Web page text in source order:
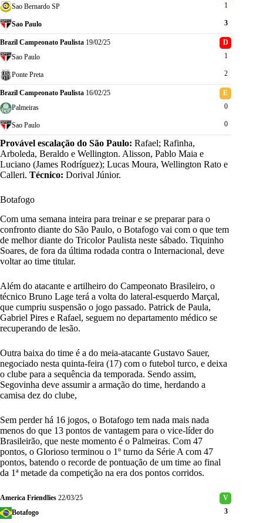
Sao Bernardo SP
1
Sao Paulo 3
Brazil Campeonato Paulista 19/02/25 D
Ponte Preta 2
Sao Paulo 1
Brazil Campeonato Paulista 16/02/25
E
Palmeiras
0
Sao Paulo 0
Provável escalação do São Paulo: Rafael; Rafinha,
Arboleda, Beraldo e Wellington. Alisson, Pablo Maia e
Luciano (James Rodríguez); Lucas Moura, Wellington Rato e
Calleri. Técnico: Dorival Júnior.
Botafogo
Com uma semana inteira para treinar e se preparar para o
confronto diante do São Paulo, o Botafogo vai com o que tem
de melhor diante do Tricolor Paulista neste sábado. Tiquinho
Soares, de fora da última rodada contra o Internacional, deve
voltar ao time titular.
Além do atacante e artilheiro do Campeonato Brasileiro, o
técnico Bruno Lage terá a volta do lateral-esquerdo Marçal,
que cumpriu suspensão o jogo passado. Patrick de Paula,
Gabriel Pires e Rafael, seguem no departamento médico se
recuperando de lesão.
Outra baixa do time é a do meia-atacante Gustavo Sauer,
negociado nesta quinta-feira (17) com o futebol turco, e deixa
o clube para a sequência da temporada. Sendo assim,
Segovinha deve assumir a armação do time, herdando a
camisa dez do clube,
Sem perder há 16 jogos, o Botafogo tem nada mais nada
menos do que 13 pontos de vantagem para o vice-líder do
Brasileirão, que neste momento é o Palmeiras. Com 47
pontos, o Glorioso terminou o 1º turno da Série A com 47
pontos, batendo o recorde de pontuação de um time ao final
da 1ª metade da competição na era dos pontos corridos.
America Friendlies 22/03/25 V
Botafogo 3